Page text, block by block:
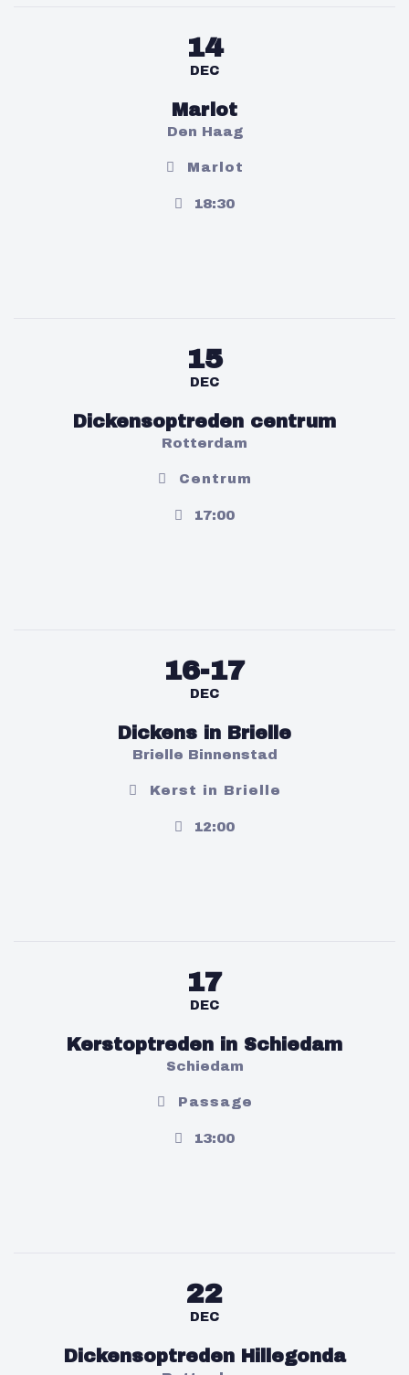
14
DEC
Marlot
Den Haag
Marlot
18:30
15
DEC
Dickensoptreden centrum
Rotterdam
Centrum
17:00
16-17
DEC
Dickens in Brielle
Brielle Binnenstad
Kerst in Brielle
12:00
17
DEC
Kerstoptreden in Schiedam
Schiedam
Passage
13:00
22
DEC
Dickensoptreden Hillegonda